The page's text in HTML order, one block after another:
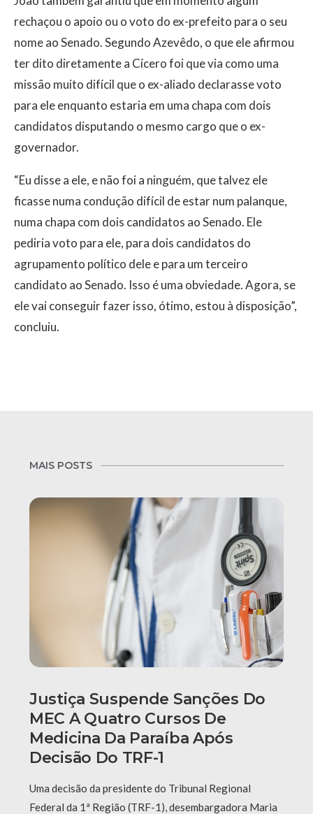
rechaçou o apoio ou o voto do ex-prefeito para o seu
nome ao Senado. Segundo Azevêdo, o que ele afirmou
ter dito diretamente a Cícero foi que via como uma
missão muito difícil que o ex-aliado declarasse voto
para ele enquanto estaria em uma chapa com dois
candidatos disputando o mesmo cargo que o ex-
governador.
“Eu disse a ele, e não foi a ninguém, que talvez ele
ficasse numa condução difícil de estar num palanque,
numa chapa com dois candidatos ao Senado. Ele
pediria voto para ele, para dois candidatos do
agrupamento político dele e para um terceiro
candidato ao Senado. Isso é uma obviedade. Agora, se
ele vai conseguir fazer isso, ótimo, estou à disposição”,
concluiu.
MAIS POSTS
Justiça Suspende Sanções Do
MEC A Quatro Cursos De
Medicina Da Paraíba Após
Decisão Do TRF-1
Uma decisão da presidente do Tribunal Regional
Federal da 1ª Região (TRF-1), desembargadora Maria